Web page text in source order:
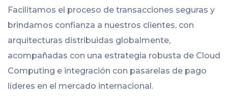
Facilitamos el proceso de transacciones seguras y
brindamos confianza a nuestros clientes, con
arquitecturas distribuidas globalmente,
acompañadas con una estrategia robusta de Cloud
Computing e integración con pasarelas de pago
líderes en el mercado internacional.